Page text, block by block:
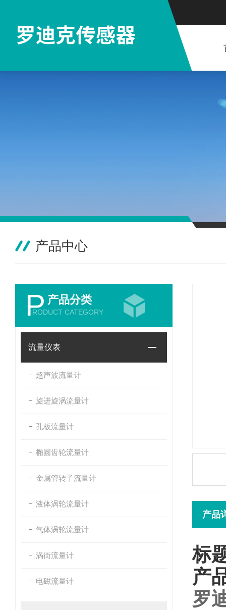
产品中心
P 产品分类
RODUCT CATEGORY
流量仪表
超声波流量计
旋进旋涡流量计
孔板流量计
椭圆齿轮流量计
金属管转子流量计
液体涡轮流量计
气体涡轮流量计
涡街流量计
电磁流量计
产品
标
产
罗